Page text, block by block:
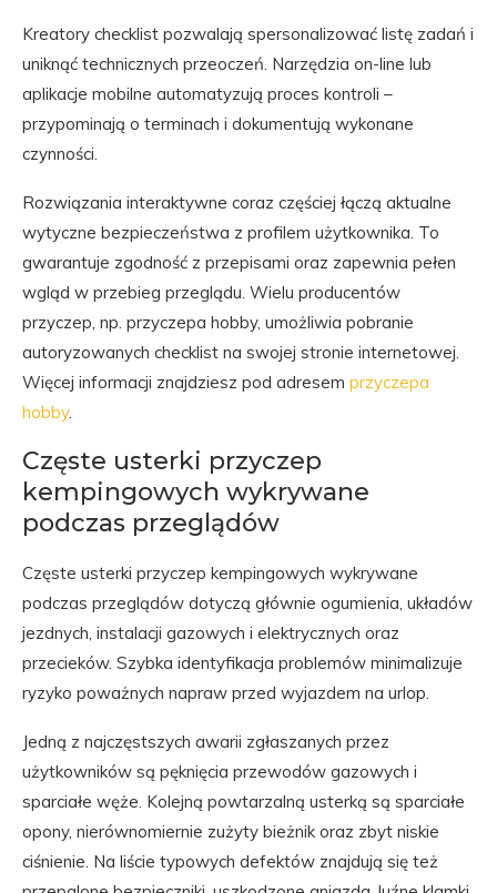
Kreatory checklist pozwalają spersonalizować listę zadań i
uniknąć technicznych przeoczeń. Narzędzia on-line lub
aplikacje mobilne automatyzują proces kontroli –
przypominają o terminach i dokumentują wykonane
czynności.
Rozwiązania interaktywne coraz częściej łączą aktualne
wytyczne bezpieczeństwa z profilem użytkownika. To
gwarantuje zgodność z przepisami oraz zapewnia pełen
wgląd w przebieg przeglądu. Wielu producentów
przyczep, np. przyczepa hobby, umożliwia pobranie
autoryzowanych checklist na swojej stronie internetowej.
Więcej informacji znajdziesz pod adresem przyczepa
hobby.
Częste usterki przyczep
kempingowych wykrywane
podczas przeglądów
Częste usterki przyczep kempingowych wykrywane
podczas przeglądów dotyczą głównie ogumienia, układów
jezdnych, instalacji gazowych i elektrycznych oraz
przecieków. Szybka identyfikacja problemów minimalizuje
ryzyko poważnych napraw przed wyjazdem na urlop.
Jedną z najczęstszych awarii zgłaszanych przez
użytkowników są pęknięcia przewodów gazowych i
sparciałe węże. Kolejną powtarzalną usterką są sparciałe
opony, nierównomiernie zużyty bieżnik oraz zbyt niskie
ciśnienie. Na liście typowych defektów znajdują się też